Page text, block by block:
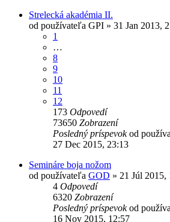
Strelecká akadémia II.
od používateľa GPI » 31 Jan 2013,
1
…
8
9
10
11
12
173 Odpovedí
73650 Zobrazení
Posledný príspevokod
27 Dec 2015, 23:13
Semináre boja nožom
od používateľa GOD » 21 Júl 2015,
4 Odpovedí
6320 Zobrazení
Posledný príspevokod
16 Nov 2015, 12:57